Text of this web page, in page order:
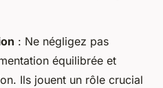
: Ne négligez pas
équilibrée et
Ils jouent un rôle crucial